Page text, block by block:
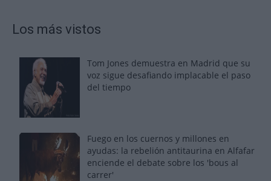
Los más vistos
Tom Jones demuestra en Madrid que su
voz sigue desafiando implacable el paso
del tiempo
Fuego en los cuernos y millones en
ayudas: la rebelión antitaurina en Alfafar
enciende el debate sobre los 'bous al
carrer'